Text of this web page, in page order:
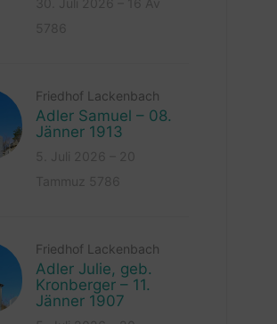
Friedhof Lackenbach
Adler Samuel – 08.
Jänner 1913
Friedhof Lackenbach
Adler Julie, geb.
Kronberger – 11.
Jänner 1907